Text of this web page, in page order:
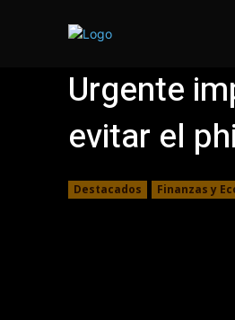
Urgente
evitar el
Destacados Finanzas y